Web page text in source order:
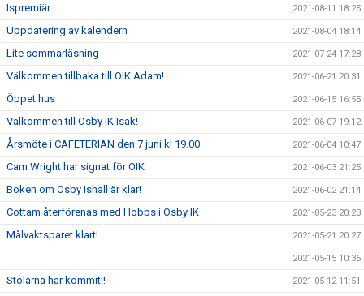
Ispremiär 2021-08-11 18:25
Uppdatering av kalendern 2021-08-04 18:14
Lite sommarläsning 2021-07-24 17:28
Välkommen tillbaka till OIK Adam! 2021-06-21 20:31
Öppet hus 2021-06-15 16:55
Välkommen till Osby IK Isak! 2021-06-07 19:12
Årsmöte i CAFETERIAN den 7 juni kl 19.00 2021-06-04 10:47
Cam Wright har signat för OIK 2021-06-03 21:25
Boken om Osby Ishall är klar! 2021-06-02 21:14
Cottam återförenas med Hobbs i Osby IK 2021-05-23 20:23
Målvaktsparet klart! 2021-05-21 20:27
2021-05-15 10:36
Stolarna har kommit!! 2021-05-12 11:51